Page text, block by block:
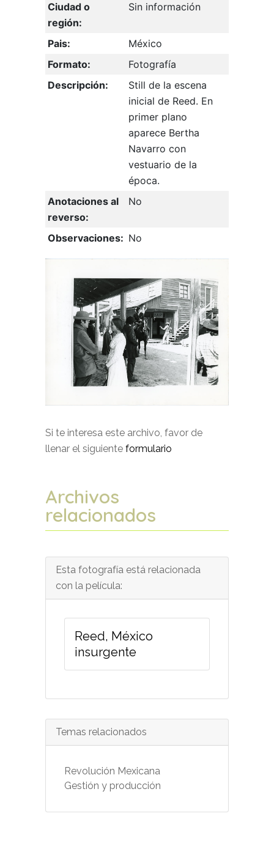
Ciudad o
región:
Sin información
Pais:
México
Formato:
Fotografía
Descripción:
Still de la escena
inicial de Reed. En
primer plano
aparece Bertha
Navarro con
vestuario de la
época.
Anotaciones al
reverso:
No
Observaciones: No
Si te interesa este archivo, favor de
llenar el siguiente formulario
Archivos
relacionados
Esta fotografía está relacionada
con la película:
Reed, México
insurgente
Temas relacionados
Revolución Mexicana
Gestión y producción